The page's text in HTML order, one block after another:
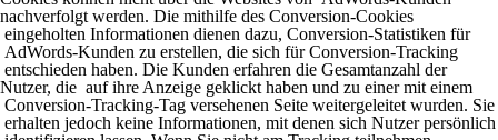
nachverfolgt werden. Die mithilfe des Conversion-Cookies
eingeholten Informationen dienen dazu, Conversion-Statistiken für
AdWords-Kunden zu erstellen, die sich für Conversion-Tracking
entschieden haben. Die Kunden erfahren die Gesamtanzahl der
Nutzer, die auf ihre Anzeige geklickt haben und zu einer mit einem
Conversion-Tracking-Tag versehenen Seite weitergeleitet wurden. Sie
erhalten jedoch keine Informationen, mit denen sich Nutzer persönlich